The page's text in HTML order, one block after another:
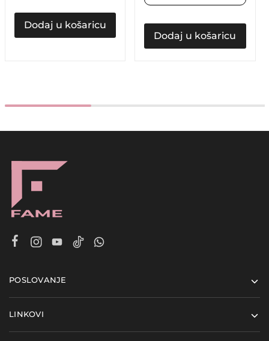
Dodaj u košaricu
Dodaj u košaricu
POSLOVANJE
LINKOVI